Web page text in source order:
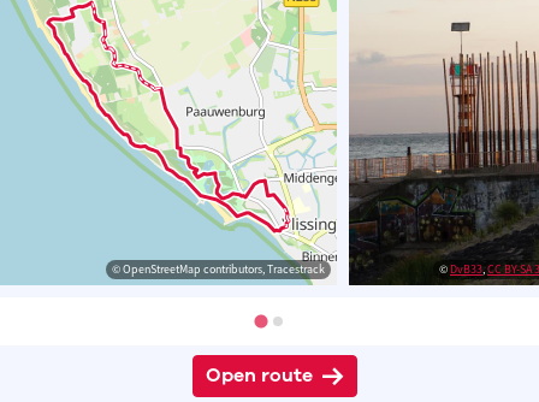
© OpenStreetMap contributors, Tracestrack ©DvB33,CC BY-SA
Open route